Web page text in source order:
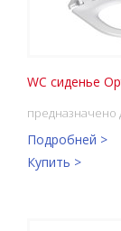
WC сиденье
предназначено
Подробней >
Купить >